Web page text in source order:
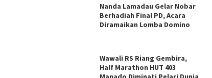
Nanda Lamadau Gelar Nobar
Berhadiah Final PD, Acara
Diramaikan Lomba Domino
Wawali RS Riang Gembira,
Half Marathon HUT 403